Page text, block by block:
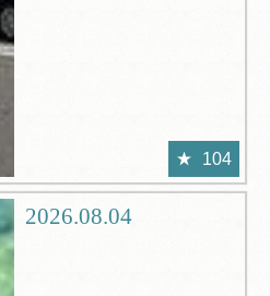
104
2026.08.04